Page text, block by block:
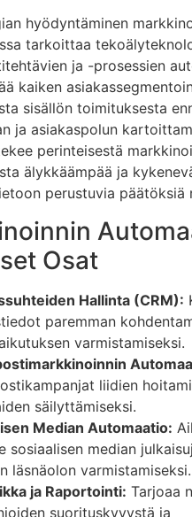
hyödyntäminen
tarkoittaa
ja -prosessien
kaiken
sisällön toimituksesta
ja asiakaspolun
perinteisestä
älykkäämpää ja
perustuvia päätöksiä
Osat
Hallinta (CRM):
paremman
varmistamiseksi.
liidien
säilyttämiseksi.
Median Automaatio:
sosiaalisen median
läsnäolon varmistamiseksi.
ja Raportointi: Tarjoaa
suorituskyvystä ja